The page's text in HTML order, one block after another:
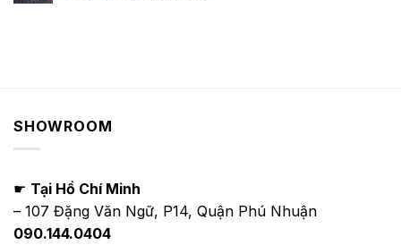
SHOWROOM
☛ Tại Hồ Chí Minh
– 107 Đặng Văn Ngữ, P14, Quận Phú Nhuận
090.144.0404